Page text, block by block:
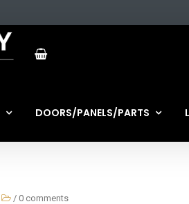
DOORS/PANELS/PARTS
/ 0 comments